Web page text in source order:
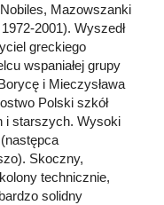
Mazowszanki
2001). Wyszedł
greckiego
wspaniałej grupy
i Mieczysława
Polski szkół
i starszych. Wysoki
Skoczny,
technicznie,
solidny